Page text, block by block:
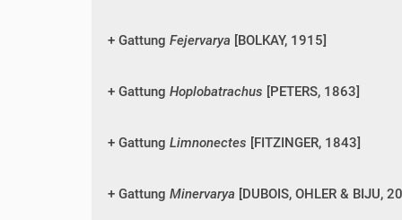
Gattung Fejervarya [BOLKAY, 1915]
Gattung Hoplobatrachus [PETERS, 1863]
Gattung Limnonectes [FITZINGER, 1843]
Gattung Minervarya [DUBOIS, OHLER & BIJU,